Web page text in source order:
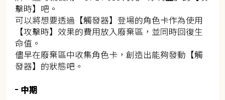
擊時】吧。
可以將想要透過【觸發器】登場的角色卡作為使用
【攻擊時】效果的費用放入廢棄區，並同時回復生
命值。
儘早在廢棄區中收集角色卡，創造出能夠發動【觸
發器】的狀態吧。
中期